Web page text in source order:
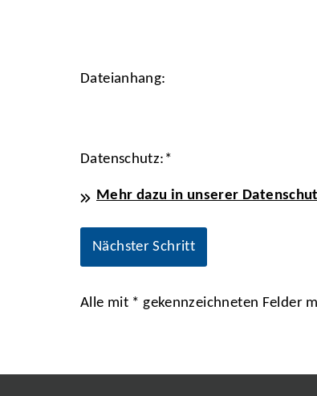
Dateianhang:
Datenschutz: *
Mehr dazu in unserer
Alle mit * gekennzeichneten Felder